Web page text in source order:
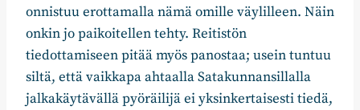
onnistuu erottamalla nämä omille väylilleen. Näin
onkin jo paikoitellen tehty. Reitistön
tiedottamiseen pitää myös panostaa; usein tuntuu
siltä, että vaikkapa ahtaalla Satakunnansillalla
jalkakäytävällä pyöräilijä ei yksinkertaisesti tiedä,